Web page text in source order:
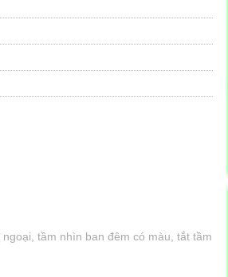
tầm nhìn ban đêm có màu, tắt tầm